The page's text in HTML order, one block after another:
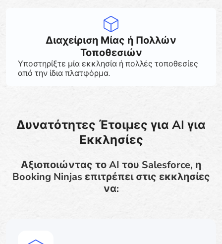
Διαχείριση Μίας ή Πολλών
Τοποθεσιών
Υποστηρίξτε μία εκκλησία ή πολλές τοποθεσίες
από την ίδια πλατφόρμα.
Δυνατότητες Έτοιμες για AI για
Εκκλησίες
Αξιοποιώντας το AI του Salesforce, η
Booking Ninjas επιτρέπει στις εκκλησίες
να: